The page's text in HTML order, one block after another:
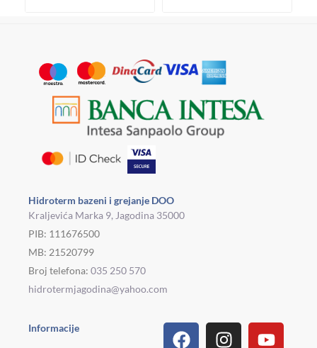
Hidroterm bazeni i grejanje DOO
Kraljevića Marka 9, Jagodina 35000
PIB: 111676500
MB: 21520799
Broj telefona: 035 250 570
hidrotermjagodina@yahoo.com
Informacije FacebookInstagram
Linkedin
Viber
TiktokPinterest